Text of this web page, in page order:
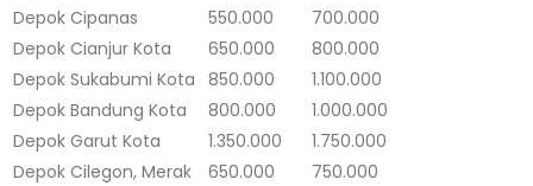
Depok Cipanas 550.000
700.000
Depok Cianjur Kota 650.000
800.000
Depok Sukabumi Kota 850.000
1.100.000
Depok Bandung Kota 800.000
1.000.000
Depok Garut Kota 1.350.000
1.750.000
Depok Cilegon, Merak 650.000
750.000